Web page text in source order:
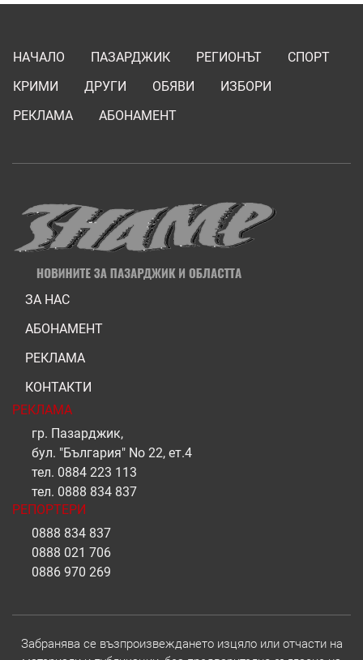
НАЧАЛО ПАЗАРДЖИК РЕГИОНЪТ
СПОРТ
КРИМИ
ДРУГИ ОБЯВИ
ИЗБОРИ
РЕКЛАМА
АБОНАМЕНТ
ЗА НАС
АБОНАМЕНТ
РЕКЛАМА
КОНТАКТИ
РЕКЛАМА
гр. Пазарджик,
бул. "България" No 22, ет.4
тел. 0884 223 113
тел. 0888 834 837
РЕПОРТЕРИ
0888 834 837
0888 021 706
0886 970 269
Забранява се възпроизвеждането изцяло или отчасти на